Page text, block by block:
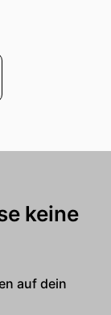
keine
auf dein